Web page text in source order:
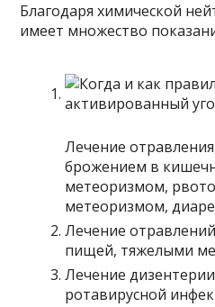
Благодаря химической
имеет множество
Лечение
брожением в
метеоризмом,
метеоризмом,
Лечение
пищей, тяжелыми
Лечение
ротавирусной